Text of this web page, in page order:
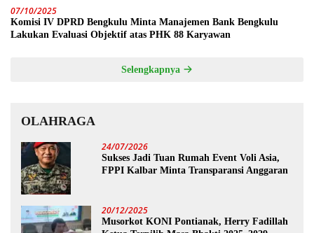
07/10/2025
Komisi IV DPRD Bengkulu Minta Manajemen Bank Bengkulu
Lakukan Evaluasi Objektif atas PHK 88 Karyawan
Selengkapnya
OLAHRAGA
24/07/2026
Sukses Jadi Tuan Rumah Event Voli Asia,
FPPI Kalbar Minta Transparansi Anggaran
20/12/2025
Musorkot KONI Pontianak, Herry Fadillah